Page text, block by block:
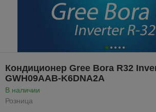
Кондиционер Gree Bora R32
GWH09AAB-K6DNA2A
В наличии
Розница